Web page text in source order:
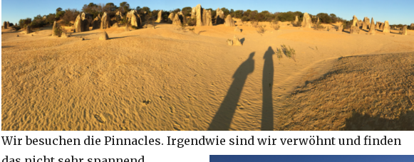
Wir besuchen die Pinnacles. Irgendwie sind wir verwöhnt und finden